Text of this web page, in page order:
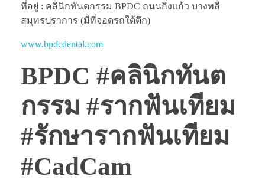
ที่อยู่ : คลินิกทันตกรรม BPDC ถนนกิ่งแก้ว บางพลี
สมุทรปราการ (มีที่จอดรถใต้ตึก)
www.bpdcdental.com
BPDC #คลินิกทันต
กรรม #รากฟันเทียม
#รักษารากฟันเทียม
#CadCam